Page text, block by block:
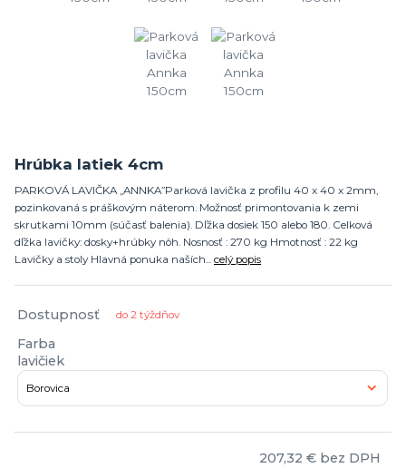
Hrúbka latiek 4cm
PARKOVÁ LAVIČKA „ANNKA”Parková lavička z profilu 40 x 40 x 2mm,
pozinkovaná s práškovým náterom. Možnosť primontovania k zemi
skrutkami 10mm (súčasť balenia). Dľžka dosiek 150 alebo 180. Celková
dľžka lavičky: dosky+hrúbky nôh. Nosnosť : 270 kg Hmotnosť : 22 kg
Lavičky a stoly Hlavná ponuka naších... celý popis
Dostupnosť do 2 týždňov
Farba
lavičiek
207,32 € bez DPH